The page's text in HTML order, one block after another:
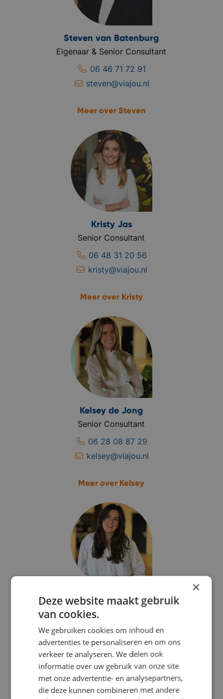
Steven van Batenburg
Eigenaar & Senior Consultant
06 46 71 72 91
steven@viajou.nl
Meer over Steven
Kristy Jas
Senior Consultant
06 48 31 20 56
kristy@viajou.nl
Meer over Kristy
Kelsey de Jong
Senior Consultant
06 28 08 87 29
kelsey@viajou.nl
Meer over Kelsey
Sabine Vonk
Consultant
06 30 06 60 27
sabine@viajou.nl
Meer over Sabine
×
Deze website maakt gebruik
van cookies.
We gebruiken cookies om inhoud en
advertenties te personaliseren en om ons
verkeer te analyseren. We delen ook
informatie over uw gebruik van onze site
met onze advertentie- en analysepartners,
die deze kunnen combineren met andere